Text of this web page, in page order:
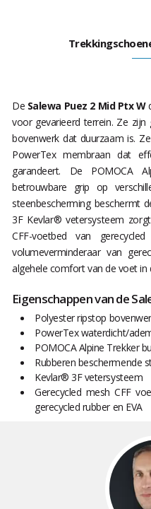
De Salewa Puez 2 Mid Ptx W
voor gevarieerd terrein. Ze
bovenwerk dat duurzaam is.
PowerTex membraan dat
garandeert. De POMOCA
betrouwbare grip op
steenbescherming beschermt
3F Kevlar® vetersysteem
CFF-voetbed van
volumeverminderaar van
algehele comfort van de voet in
Eigenschappen van de
Polyester ripstop
PowerTex waterdicht/
POMOCA Alpine Trekker
Rubberen beschermende
Kevlar® 3F vetersysteem
Gerecycled mesh CFF
gerecycled rubber en EVA